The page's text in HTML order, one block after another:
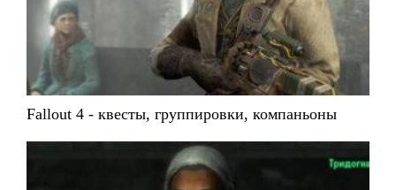
Fallout 4 - квесты, группировки, компаньоны